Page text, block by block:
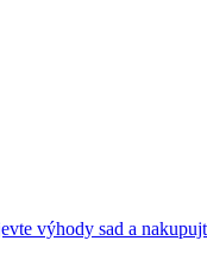
výhody sad a